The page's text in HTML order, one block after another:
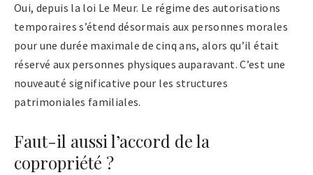
Oui, depuis la loi Le Meur. Le régime des autorisations
temporaires s’étend désormais aux personnes morales
pour une durée maximale de cinq ans, alors qu’il était
réservé aux personnes physiques auparavant. C’est une
nouveauté significative pour les structures
patrimoniales familiales.
Faut-il aussi l’accord de la
copropriété ?